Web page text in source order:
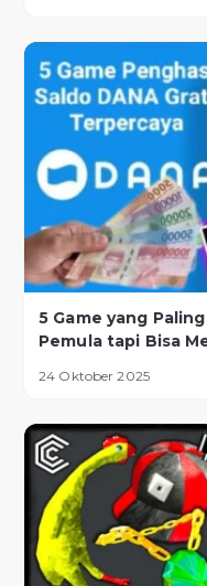
5 Game yang
Pemula tapi Bisa
24 Oktober 2025